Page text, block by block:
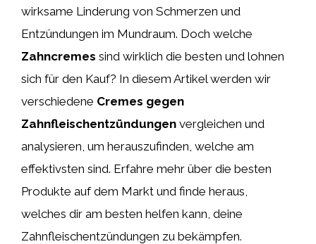
wirksame Linderung von Schmerzen und
Entzündungen im Mundraum. Doch welche
Zahncremes sind wirklich die besten und lohnen
sich für den Kauf? In diesem Artikel werden wir
verschiedene Cremes gegen
Zahnfleischentzündungen vergleichen und
analysieren, um herauszufinden, welche am
effektivsten sind. Erfahre mehr über die besten
Produkte auf dem Markt und finde heraus,
welches dir am besten helfen kann, deine
Zahnfleischentzündungen zu bekämpfen.